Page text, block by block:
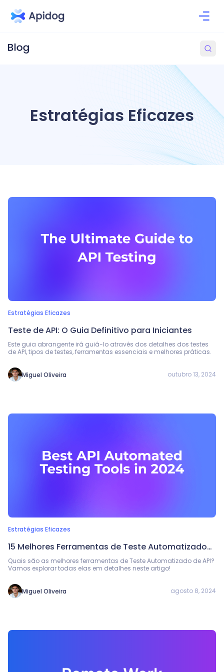
Estratégias Eficazes
Estratégias Eficazes
Teste de API: O Guia Definitivo para Iniciantes
Este guia abrangente irá guiá-lo através dos detalhes dos testes
de API, tipos de testes, ferramentas essenciais e melhores práticas.
Miguel Oliveira outubro 13, 2024
Estratégias Eficazes
15 Melhores Ferramentas de Teste Automatizado
de API em 2026
Quais são as melhores ferramentas de Teste Automatizado de API?
Vamos explorar todas elas em detalhes neste artigo!
Miguel Oliveira agosto 8, 2024